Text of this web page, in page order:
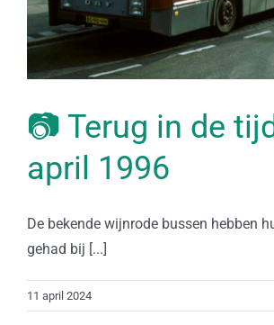
📷 Terug in de
april 1996
De bekende wijnrode bussen hebben
gehad bij [...]
11 april 2024